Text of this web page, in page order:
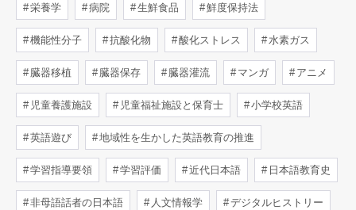
栄養学 病院 生鮮食品 鮮度保持法
機能性分子 抗酸化物 酸化ストレス 水素ガス
臓器移植 臓器保存 臓器灌流 マンガ アニメ
児童養護施設 児童福祉施設と保育士 小学校英語
英語遊び 地域性を生かした英語教育の推進
学習指導要領 学習評価 近代日本語 日本語教育史
非母語話者の日本語 人文情報学 デジタルヒストリー